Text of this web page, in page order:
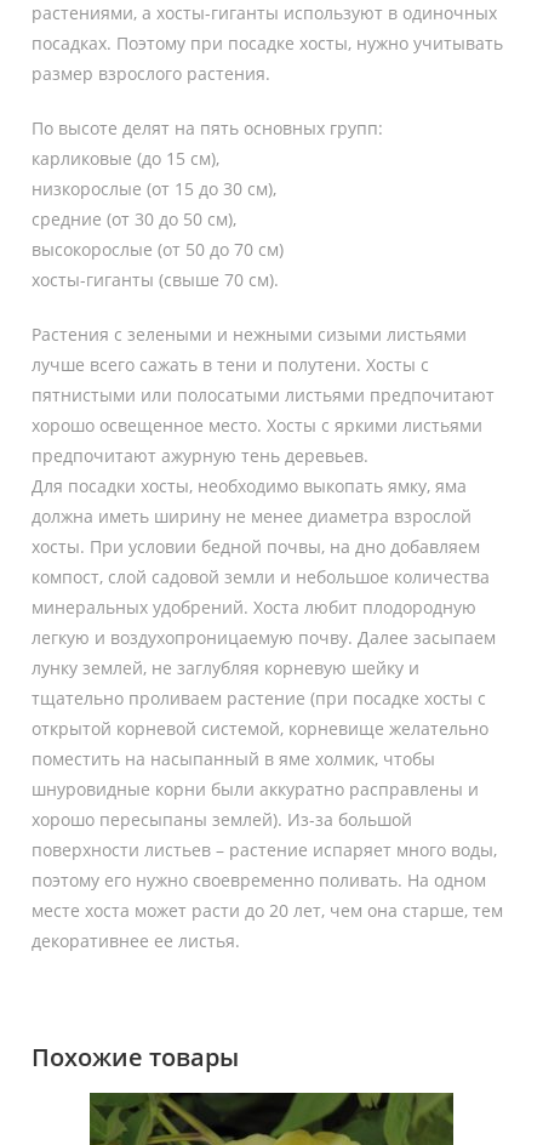
растениями, а хосты-гиганты используют в одиночных
посадках. Поэтому при посадке хосты, нужно учитывать
размер взрослого растения.
По высоте делят на пять основных групп:
карликовые (до 15 см),
низкорослые (от 15 до 30 см),
средние (от 30 до 50 см),
высокорослые (от 50 до 70 см)
хосты-гиганты (свыше 70 см).
Растения с зелеными и нежными сизыми листьями
лучше всего сажать в тени и полутени. Хосты с
пятнистыми или полосатыми листьями предпочитают
хорошо освещенное место. Хосты с яркими листьями
предпочитают ажурную тень деревьев.
Для посадки хосты, необходимо выкопать ямку, яма
должна иметь ширину не менее диаметра взрослой
хосты. При условии бедной почвы, на дно добавляем
компост, слой садовой земли и небольшое количества
минеральных удобрений. Хоста любит плодородную
легкую и воздухопроницаемую почву. Далее засыпаем
лунку землей, не заглубляя корневую шейку и
тщательно проливаем растение (при посадке хосты с
открытой корневой системой, корневище желательно
поместить на насыпанный в яме холмик, чтобы
шнуровидные корни были аккуратно расправлены и
хорошо пересыпаны землей). Из-за большой
поверхности листьев – растение испаряет много воды,
поэтому его нужно своевременно поливать. На одном
месте хоста может расти до 20 лет, чем она старше, тем
декоративнее ее листья.
Похожие товары